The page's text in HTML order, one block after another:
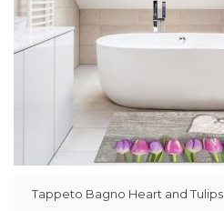
Tappeto Bagno Heart and Tulips